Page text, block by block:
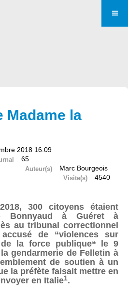
Madame la
2018 16:09
65
Auteur(s) Marc Bourgeois
Visite(s)
4540
300 citoyens étaient
Bonnyaud à Guéret à
au tribunal correctionnel
de “violences sur
la force publique“ le 9
gendarmerie de Felletin à
de soutien à un
la préfète faisait mettre en
en Italie1.